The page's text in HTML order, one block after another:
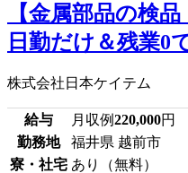
【金属部品の検
日勤だけ＆残業0
株式会社日本ケイテム
給与 月収例220,000円
勤務地
福井県 越前市
寮・社宅 あり（無料）